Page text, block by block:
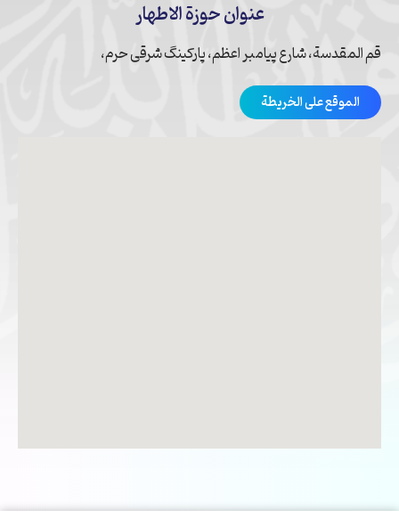
عنوان حوزة الاطهار
قم المقدسة، شارع پیامبر اعظم، پارکینگ شرقی حرم،
الموقع على الخريطة